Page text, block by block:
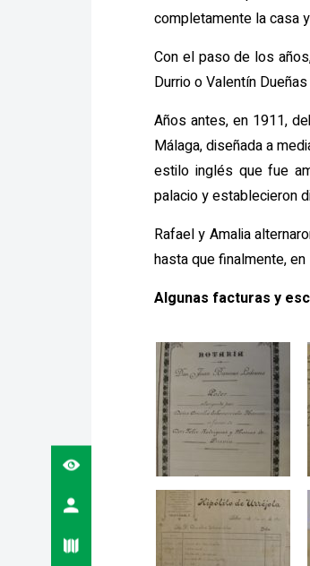
completamente la casa
Con el paso de los
Durrio o Valentín
Años antes, en 1911,
Málaga, diseñada a
estilo inglés que fue
palacio y establecieron
Rafael y Amalia
hasta que finalmente,
Algunas facturas y